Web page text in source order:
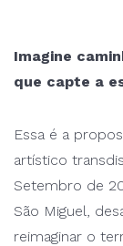
Imagine
que capte a
Essa é a
artístico
Setembro de
São Miguel,
reimaginar o